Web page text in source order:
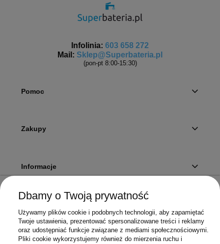
Infolinia: 603 658 272
Mail: Sklep@Superbateria.pl
(pon-pt 8:00-15:30)
Pomoc
Zakupy
Informacje
Twoje konto
Sklep
Dbamy o Twoją prywatność
Używamy plików cookie i podobnych technologii, aby zapamiętać
Twoje ustawienia, prezentować spersonalizowane treści i reklamy
oraz udostępniać funkcje związane z mediami społecznościowymi.
Pliki cookie wykorzystujemy również do mierzenia ruchu i